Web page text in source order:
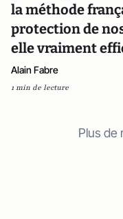
la méthode
protection de
elle vraiment
Alain Fabre
1 min de lecture
Plus de